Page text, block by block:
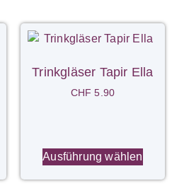
Trinkgläser Tapir Ella
CHF 5.90
Ausführung wählen